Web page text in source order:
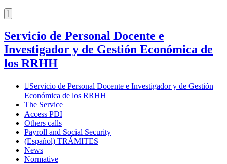
Servicio de Personal Docente e
Investigador y de Gestión Económica de
los RRHH
Servicio de Personal Docente e Investigador y de Gestión
Económica de los RRHH
The Service
Access PDI
Others calls
Payroll and Social Security
(Español) TRÁMITES
News
Normative